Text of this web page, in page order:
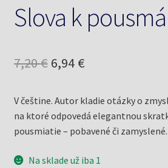
Slova k
7,20€ Pôvodná
bola:
7,20 €.
6,94 €Aktuálna
je:
6,94 €.
V češtine. Autor kladie otázky o
na ktoré odpovedá elegantnou
pousmiatie – pobavené či zamyslené.
Na sklade už iba 1